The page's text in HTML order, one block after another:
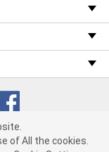
you consent
(3) cv1361
of All the cookies.